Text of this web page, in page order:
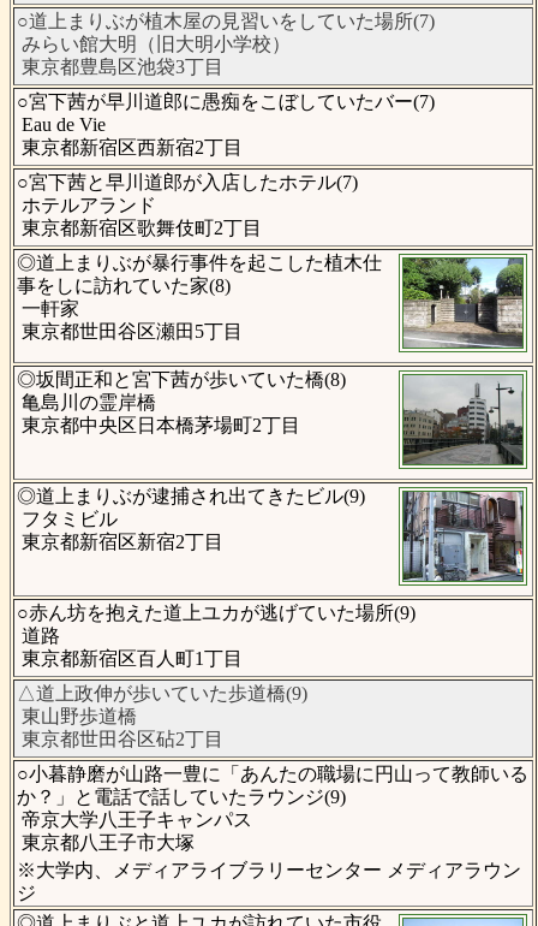
○道上まりぶが植木屋の見習いをしていた場所(7)
みらい館大明（旧大明小学校）
東京都豊島区池袋3丁目
○宮下茜が早川道郎に愚痴をこぼしていたバー(7)
Eau de Vie
東京都新宿区西新宿2丁目
○宮下茜と早川道郎が入店したホテル(7)
ホテルアランド
東京都新宿区歌舞伎町2丁目
◎道上まりぶが暴行事件を起こした植木仕
事をしに訪れていた家(8)
一軒家
東京都世田谷区瀬田5丁目
◎坂間正和と宮下茜が歩いていた橋(8)
亀島川の霊岸橋
東京都中央区日本橋茅場町2丁目
◎道上まりぶが逮捕され出てきたビル(9)
フタミビル
東京都新宿区新宿2丁目
○赤ん坊を抱えた道上ユカが逃げていた場所(9)
道路
東京都新宿区百人町1丁目
△道上政伸が歩いていた歩道橋(9)
東山野歩道橋
東京都世田谷区砧2丁目
○小暮静磨が山路一豊に「あんたの職場に円山って教師いる
か？」と電話で話していたラウンジ(9)
帝京大学八王子キャンパス
東京都八王子市大塚
※大学内、メディアライブラリーセンター メディアラウン
ジ